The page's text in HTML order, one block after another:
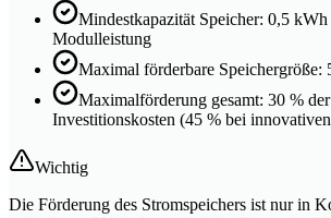
Mindestkapazität Speicher: 0,5
Modulleistung
Maximal förderbare Speichergröße:
Maximalförderung gesamt: 30 %
Investitionskosten (45 % bei
Wichtig
Die Förderung des Stromspeichers ist nur in